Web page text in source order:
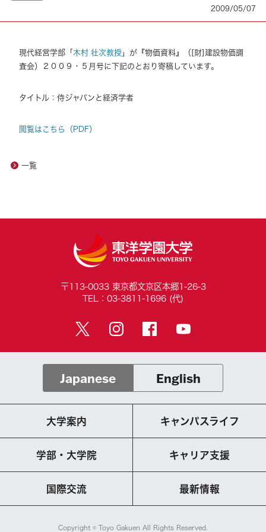
2009/05/07
現代経営学部「 木村 壮次教授」が『物価資料』（[財]建設物価調
査会）２００９・５月号に下記のとおり寄稿しています。
タイトル：侍ジャパンと経済学者
閲覧はこちら（PDF）
一覧
〒113-0033 東京都文京区本郷1-26-3
TEL：03-3811-1696 (代)
Japanese English
大学案内 キャンパスライフ
学部・大学院 キャリア支援
国際交流 最新情報
Copyright © Toyo Gakuen All Rights Reserved.